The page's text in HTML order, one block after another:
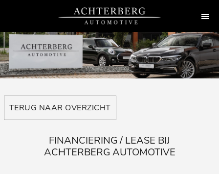
TERUG NAAR OVERZICHT
FINANCIERING / LEASE BIJ
ACHTERBERG AUTOMOTIVE